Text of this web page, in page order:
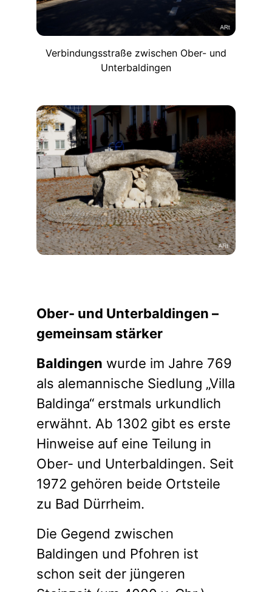
Verbindungsstraße zwischen Ober- und
Unterbaldingen
Ober- und Unterbaldingen –
gemeinsam stärker
Baldingen wurde im Jahre 769
als alemannische Siedlung „Villa
Baldinga“ erstmals urkundlich
erwähnt. Ab 1302 gibt es erste
Hinweise auf eine Teilung in
Ober- und Unterbaldingen. Seit
1972 gehören beide Ortsteile
zu Bad Dürrheim.
Die Gegend zwischen
Baldingen und Pfohren ist
schon seit der jüngeren